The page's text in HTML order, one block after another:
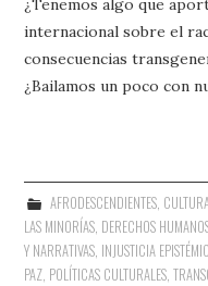
internacional sobre el
consecuencias
¿Bailamos un poco con
AFRODESCENDIENTES,
LAS MINORÍAS DERECHOS
Y NARRATIVAS INJUSTICIA
PAZ POLÍTICAS CULTURALES ,